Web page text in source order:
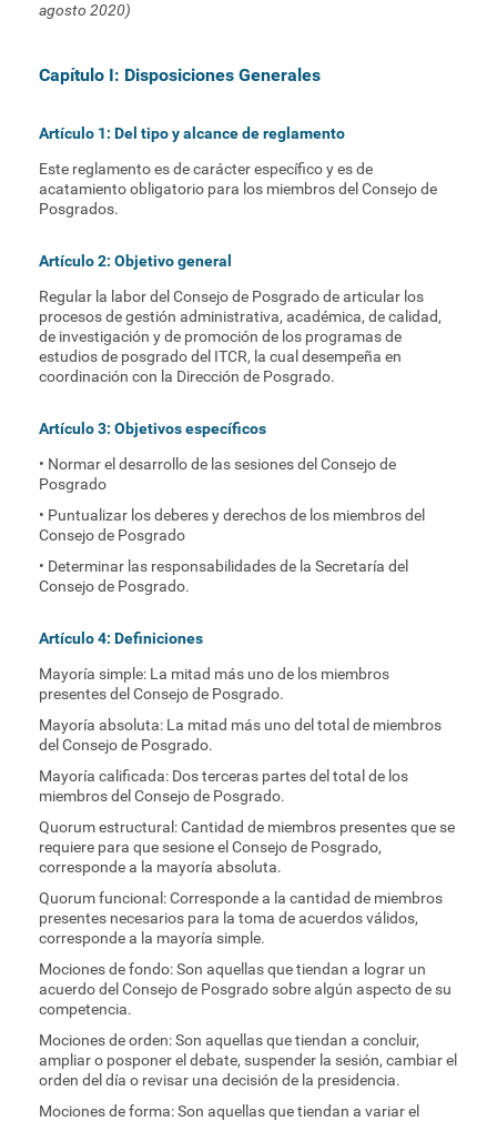
agosto 2020)
Capítulo I: Disposiciones Generales
Artículo 1: Del tipo y alcance de reglamento
Este reglamento es de carácter específico y es de
acatamiento obligatorio para los miembros del Consejo de
Posgrados.
Artículo 2: Objetivo general
Regular la labor del Consejo de Posgrado de articular los
procesos de gestión administrativa, académica, de calidad,
de investigación y de promoción de los programas de
estudios de posgrado del ITCR, la cual desempeña en
coordinación con la Dirección de Posgrado.
Artículo 3: Objetivos específicos
• Normar el desarrollo de las sesiones del Consejo de
Posgrado
• Puntualizar los deberes y derechos de los miembros del
Consejo de Posgrado
• Determinar las responsabilidades de la Secretaría del
Consejo de Posgrado.
Artículo 4: Definiciones
Mayoría simple: La mitad más uno de los miembros
presentes del Consejo de Posgrado.
Mayoría absoluta: La mitad más uno del total de miembros
del Consejo de Posgrado.
Mayoría calificada: Dos terceras partes del total de los
miembros del Consejo de Posgrado.
Quorum estructural: Cantidad de miembros presentes que se
requiere para que sesione el Consejo de Posgrado,
corresponde a la mayoría absoluta.
Quorum funcional: Corresponde a la cantidad de miembros
presentes necesarios para la toma de acuerdos válidos,
corresponde a la mayoría simple.
Mociones de fondo: Son aquellas que tiendan a lograr un
acuerdo del Consejo de Posgrado sobre algún aspecto de su
competencia.
Mociones de orden: Son aquellas que tiendan a concluir,
ampliar o posponer el debate, suspender la sesión, cambiar el
orden del día o revisar una decisión de la presidencia.
Mociones de forma: Son aquellas que tiendan a variar el